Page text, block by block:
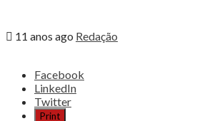
11 anos ago Redação
Share
post
"Skechers
Facebook
LinkedIn
Twitter
Print